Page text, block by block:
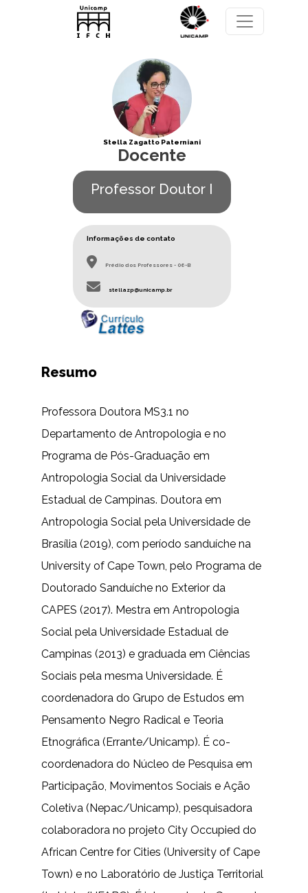
Pular para o conteúdo principal
Stella Zagatto Paterniani
Docente
Professor Doutor I
Informações de contato
Prédio dos Professores - 06-B
stellazp@unicamp.br
Resumo
Professora Doutora MS3.1 no
Departamento de Antropologia e no
Programa de Pós-Graduação em
Antropologia Social da Universidade
Estadual de Campinas. Doutora em
Antropologia Social pela Universidade de
Brasília (2019), com período sanduíche na
University of Cape Town, pelo Programa de
Doutorado Sanduíche no Exterior da
CAPES (2017). Mestra em Antropologia
Social pela Universidade Estadual de
Campinas (2013) e graduada em Ciências
Sociais pela mesma Universidade. É
coordenadora do Grupo de Estudos em
Pensamento Negro Radical e Teoria
Etnográfica (Errante/Unicamp). É co-
coordenadora do Núcleo de Pesquisa em
Participação, Movimentos Sociais e Ação
Coletiva (Nepac/Unicamp), pesquisadora
colaboradora no projeto City Occupied do
African Centre for Cities (University of Cape
Town) e no Laboratório de Justiça Territorial